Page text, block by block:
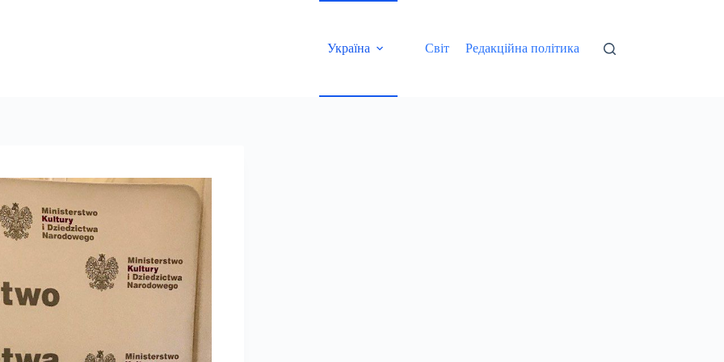
Україна
Світ Редакційна політика